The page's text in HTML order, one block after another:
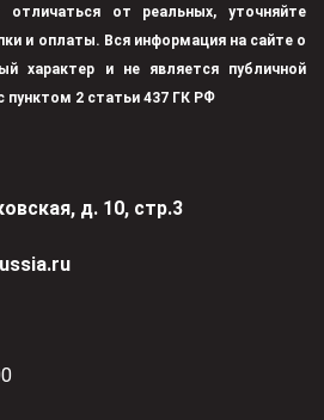
от реальных, уточняйте
и оплаты. Вся информация на сайте о
характер и не является публичной
пунктом 2 статьи 437 ГК РФ
д. 10, стр.3